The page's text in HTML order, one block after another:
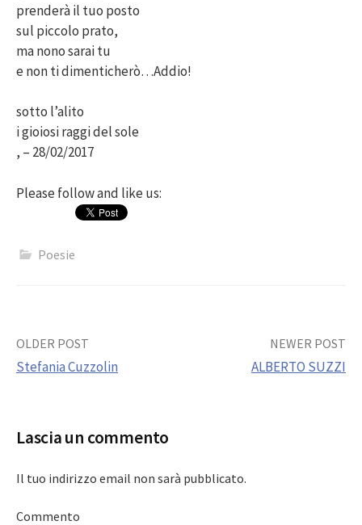
prenderà il tuo posto
sul piccolo prato,
ma nono sarai tu
e non ti dimenticherò…Addio!
sotto l’alito
i gioiosi raggi del sole
, – 28/02/2017
Please follow and like us:
Poesie
Post
OLDER POST
Stefania Cuzzolin
NEWER POST
ALBERTO SUZZI
Lascia un commento
Il tuo indirizzo email non sarà pubblicato.
Commento